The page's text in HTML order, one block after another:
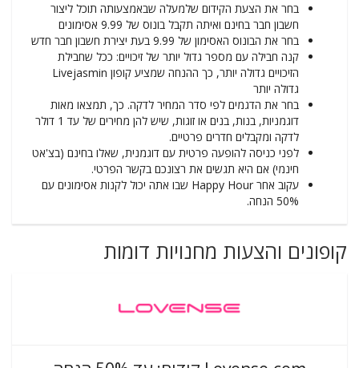
בחר את הצעת הקידום שלמעלה שבאמצעותה תוכל ליצור
חשבון חבר בחינם ואיתה תקבל בונוס של 9.99 אסימונים
בחר את הבונוס האסימון של 9.99 בעת יצירת חשבון חבר חדש
קנה חבילה עם מספר גדול יותר של זיכויים: ככל שחבילת
הזיכויים גדולה יותר, כך ההנחה שמציע קופון Livejasmin
גדולה יותר
בחר את הדגמים לפי סדר המחיר לדקה. כך, תמצאו מאות
דוגמניות, בנות, בנים או זוגות, שיש להן מחירים של עד 1 דולר
לדקה ומקבלים חדרים פרטיים.
לפני כניסה להופעה פרטית עם דוגמנית, שאלו בחינם (בצ'אט
חינמי) אם היא תגשים את רצונכם בקשר הפרטי.
עקוב אחר Happy Hour שבו אתה יכול לקנות אסימונים עם
50% הנחה.
קופונים והצעות מחנויות דומות